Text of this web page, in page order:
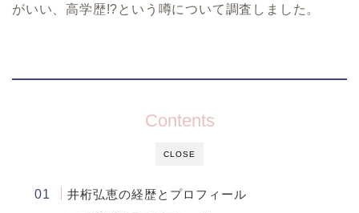
がいい、高学歴!?という噂について調査しました。
CLOSE
Contents
井桁弘恵の経歴とプロフィール